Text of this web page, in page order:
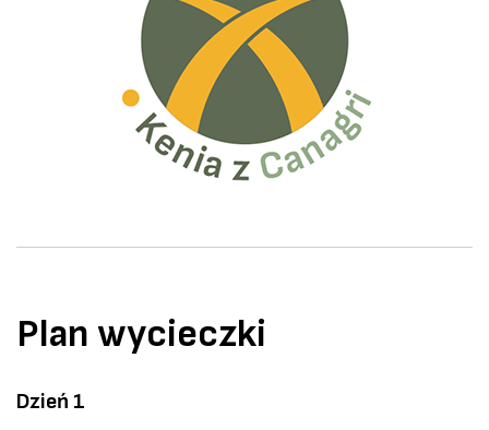
Plan wycieczki
Dzień 1